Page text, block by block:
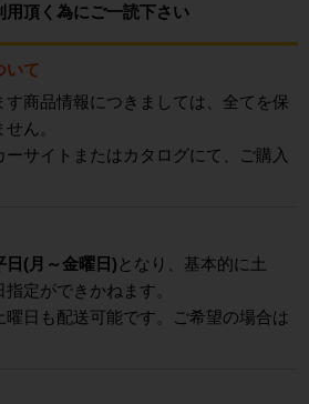
用頂く為にご一読下さい
いて
す商品情報につきましては、全てを保
ん。
サイトまたはカタログにて、ご購入
日(月～金曜日) となり、基本的に土
定ができかねます。
日も配送可能です。ご希望の場合は